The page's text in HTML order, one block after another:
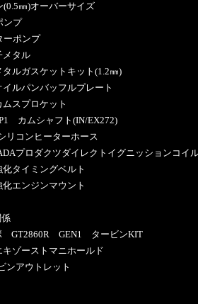
(0.5㎜)オーバーサイズ
ンプ
ーポンプ
メタル
ルガスケットキット(1.2㎜)
ルパンバッフルプレート
スプロケット
カムシャフト(IN/EX272)
コンヒーターホース
プロダクツダイレクトイグニッションコイ
タイミングベルト
エンジンマウント
GT2860R GEN1 タービンKIT
ゾーストマニホールド
アウトレット